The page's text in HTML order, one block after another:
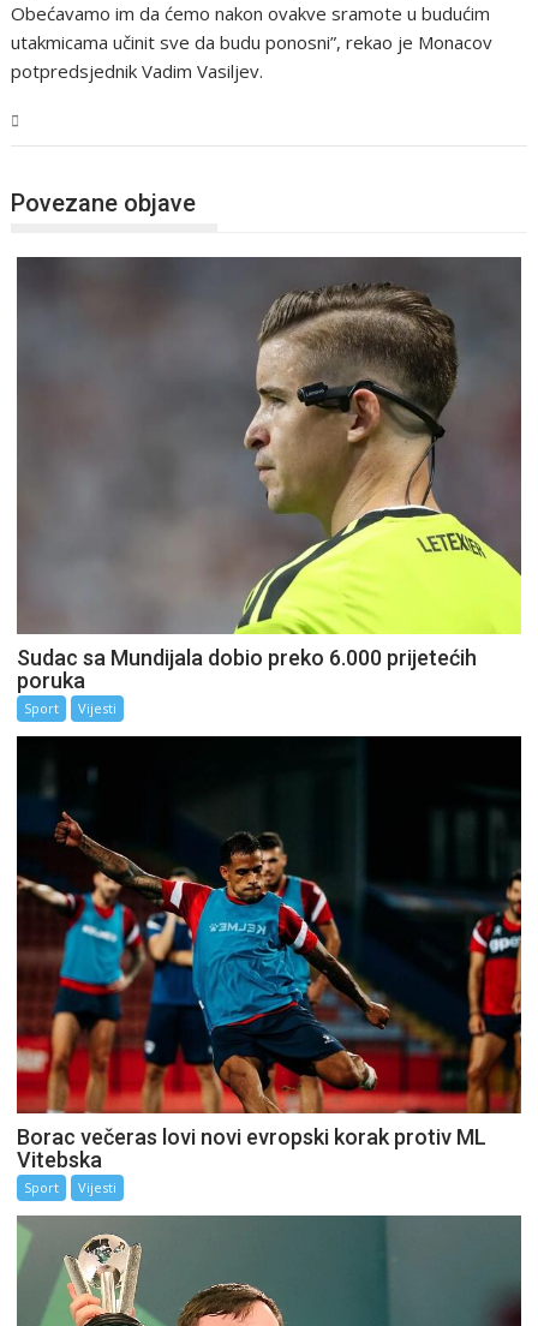
Obećavamo im da ćemo nakon ovakve sramote u budućim
utakmicama učinit sve da budu ponosni”, rekao je Monacov
potpredsjednik Vadim Vasiljev.
Povezane objave
Sudac sa Mundijala dobio preko 6.000 prijetećih
poruka
Sport Vijesti
Borac večeras lovi novi evropski korak protiv ML
Vitebska
Sport Vijesti